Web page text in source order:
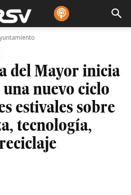
del Mayor inicia
una nuevo ciclo
estivales sobre
tecnología,